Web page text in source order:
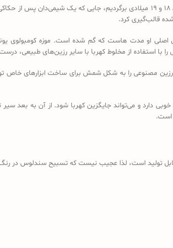
بپردازیم شاید باید به قرن 18 و 19 میلادی برگردیم، جایی
قالب‌گیری کرد.
اصلی او مدت هاست که گم شده است. موزه کومبولوی
استفاده از مخلوط کهربا با سایر رزین‌های طبیعی،
مصنوعی را به شکل شمش برای ساخت ابزارهای خاص
دارد و می‌تواند جایگزین کهربا شود. از آن به بعد
است.
تولید است، لذا عجیب نیست که تسبیح سندلوس در